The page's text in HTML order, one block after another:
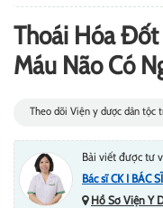
Thoái Hóa Đốt
Máu Não Có
Theo dõi Viện y dược dân tộc
Bài viết được tư
Bác sĩ CK I BÁC
Hồ Sơ Viện Y